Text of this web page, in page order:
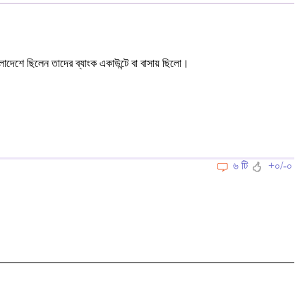
ছিলেন তাদের ব্যাংক একাউন্টে বা বাসায় ছিলো।
৬ টি +০/-০